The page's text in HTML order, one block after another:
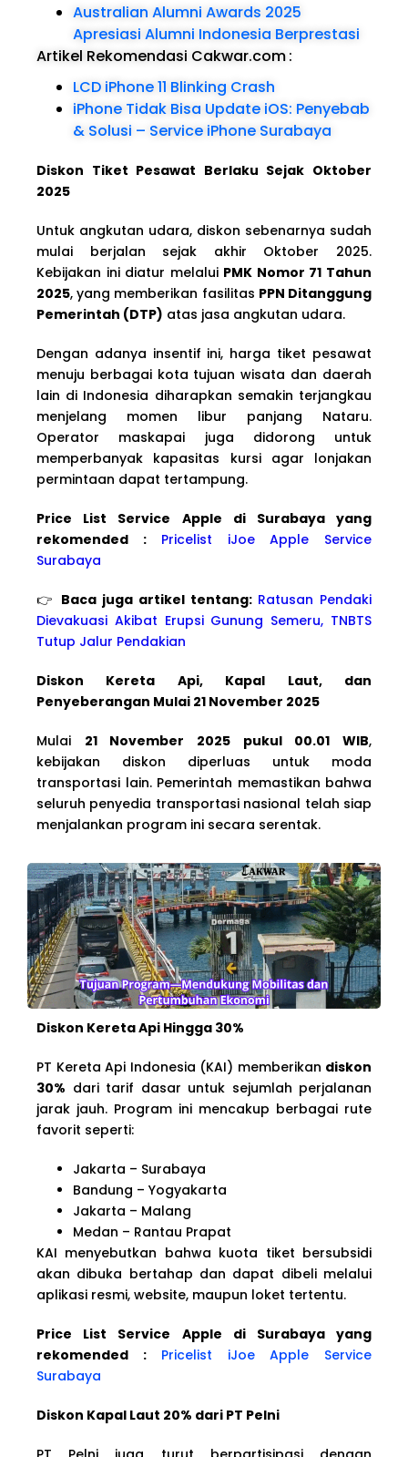
Australian Alumni Awards 2025
Apresiasi Alumni Indonesia Berprestasi
Artikel Rekomendasi Cakwar.com:
LCD iPhone 11 Blinking Crash
iPhone Tidak Bisa Update iOS: Penyebab
& Solusi – Service iPhone Surabaya
Diskon Tiket Pesawat Berlaku Sejak Oktober
2025
Untuk angkutan udara, diskon sebenarnya sudah
mulai berjalan sejak akhir Oktober 2025.
Kebijakan ini diatur melalui PMK Nomor 71 Tahun
2025, yang memberikan fasilitas PPN Ditanggung
Pemerintah (DTP) atas jasa angkutan udara.
Dengan adanya insentif ini, harga tiket pesawat
menuju berbagai kota tujuan wisata dan daerah
lain di Indonesia diharapkan semakin terjangkau
menjelang momen libur panjang Nataru.
Operator maskapai juga didorong untuk
memperbanyak kapasitas kursi agar lonjakan
permintaan dapat tertampung.
Price List Service Apple di Surabaya yang
rekomended :
Pricelist iJoe Apple Service
Surabaya
👉 Baca juga artikel tentang: Ratusan Pendaki
Dievakuasi Akibat Erupsi Gunung Semeru, TNBTS
Tutup Jalur Pendakian
Diskon Kereta Api, Kapal Laut, dan
Penyeberangan Mulai 21 November 2025
Mulai 21 November 2025 pukul 00.01 WIB,
kebijakan diskon diperluas untuk moda
transportasi lain. Pemerintah memastikan bahwa
seluruh penyedia transportasi nasional telah siap
menjalankan program ini secara serentak.
Diskon Kereta Api Hingga 30%
PT Kereta Api Indonesia (KAI) memberikan diskon
30% dari tarif dasar untuk sejumlah perjalanan
jarak jauh. Program ini mencakup berbagai rute
favorit seperti:
Jakarta – Surabaya
Bandung – Yogyakarta
Jakarta – Malang
Medan – Rantau Prapat
KAI menyebutkan bahwa kuota tiket bersubsidi
akan dibuka bertahap dan dapat dibeli melalui
aplikasi resmi, website, maupun loket tertentu.
Price List Service Apple di Surabaya yang
rekomended :
Pricelist iJoe Apple Service
Surabaya
Diskon Kapal Laut 20% dari PT Pelni